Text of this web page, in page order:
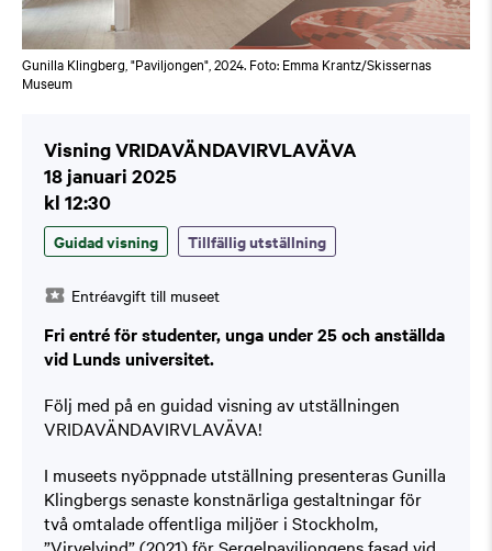
Gunilla Klingberg, "Paviljongen", 2024. Foto: Emma Krantz/Skissernas
Museum
Visning VRIDAVÄNDAVIRVLAVÄVA
18 januari 2025
kl 12:30
Guidad visning Tillfällig utställning
Entréavgift till museet
Fri entré för studenter, unga under 25 och anställda
vid Lunds universitet.
Följ med på en guidad visning av utställningen
VRIDAVÄNDAVIRVLAVÄVA!
I museets nyöppnade utställning presenteras Gunilla
Klingbergs senaste konstnärliga gestaltningar för
två omtalade offentliga miljöer i Stockholm,